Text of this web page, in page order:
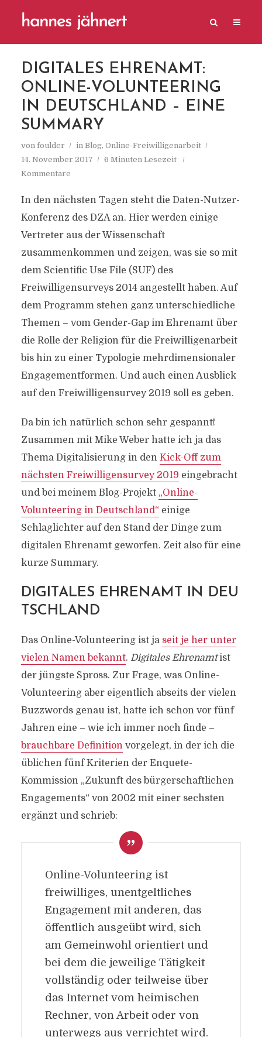
DIGITALES EHRENAMT:
ONLINE-VOLUNTEERING
IN DEUTSCHLAND – EINE
SUMMARY
von foulder in Blog, Online-Freiwilligenarbeit
14. November 2017
6 Minuten Lesezeit
Kommentare
In den nächsten Tagen steht die Daten-Nutzer-
Konferenz des DZA an. Hier werden einige
Vertreter aus der Wissenschaft
zusammenkommen und zeigen, was sie so mit
dem Scientific Use File (SUF) des
Freiwilligensurveys 2014 angestellt haben. Auf
dem Programm stehen ganz unterschiedliche
Themen – vom Gender-Gap im Ehrenamt über
die Rolle der Religion für die Freiwilligenarbeit
bis hin zu einer Typologie mehrdimensionaler
Engagementformen. Und auch einen Ausblick
auf den Freiwilligensurvey 2019 soll es geben.
Da bin ich natürlich schon sehr gespannt!
Zusammen mit Mike Weber hatte ich ja das
Thema Digitalisierung in den Kick-Off zum
nächsten Freiwilligensurvey 2019 eingebracht
und bei meinem Blog-Projekt „Online-
Volunteering in Deutschland“ einige
Schlaglichter auf den Stand der Dinge zum
digitalen Ehrenamt geworfen. Zeit also für eine
kurze Summary.
DIGITALES EHRENAMT IN DEU
TSCHLAND
Das Online-Volunteering ist ja seit je her unter
vielen Namen bekannt. Digitales Ehrenamtist
der jüngste Spross. Zur Frage, was Online-
Volunteering aber eigentlich abseits der vielen
Buzzwords genau ist, hatte ich schon vor fünf
Jahren eine – wie ich immer noch finde –
brauchbare Definitionvorgelegt, in der ich die
üblichen fünf Kriterien der Enquete-
Kommission „Zukunft des bürgerschaftlichen
Engagements“ von 2002 mit einer sechsten
ergänzt und schrieb:
Online-Volunteering ist
freiwilliges, unentgeltliches
Engagement mit anderen, das
öffentlich ausgeübt wird, sich
am Gemeinwohl orientiert und
bei dem die jeweilige Tätigkeit
vollständig oder teilweise über
das Internet vom heimischen
Rechner, von Arbeit oder von
unterwegs aus verrichtet wird.